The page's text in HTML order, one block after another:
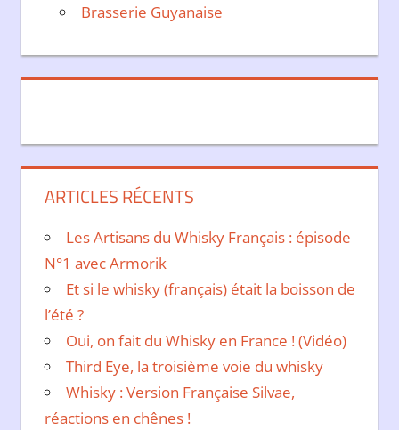
Brasserie Guyanaise
ARTICLES RÉCENTS
Les Artisans du Whisky Français : épisode
N°1 avec Armorik
Et si le whisky (français) était la boisson de
l’été ?
Oui, on fait du Whisky en France ! (Vidéo)
Third Eye, la troisième voie du whisky
Whisky : Version Française Silvae,
réactions en chênes !